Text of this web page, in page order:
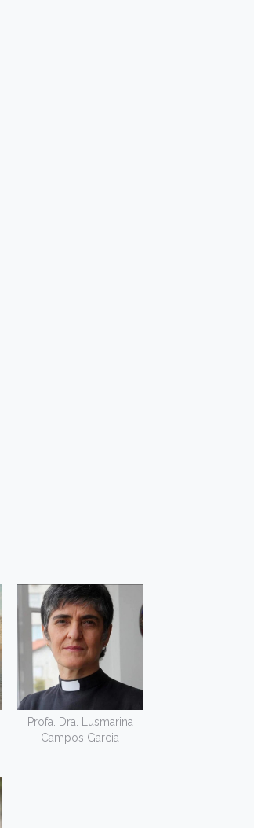
Profa. Dra. Lusmarina
Campos Garcia